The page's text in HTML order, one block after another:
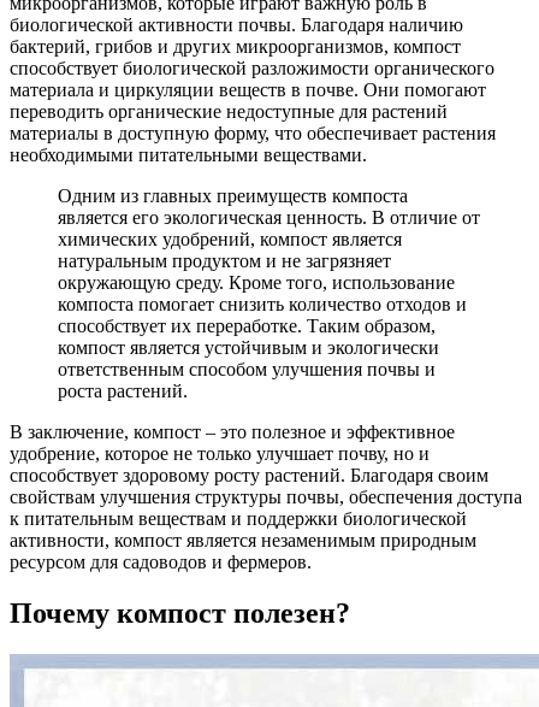
биологической активности почвы. Благодаря наличию
бактерий, грибов и других микроорганизмов, компост
способствует биологической разложимости органического
материала и циркуляции веществ в почве. Они помогают
переводить органические недоступные для растений
материалы в доступную форму, что обеспечивает растения
необходимыми питательными веществами.
Одним из главных преимуществ компоста
является его экологическая ценность. В отличие от
химических удобрений, компост является
натуральным продуктом и не загрязняет
окружающую среду. Кроме того, использование
компоста помогает снизить количество отходов и
способствует их переработке. Таким образом,
компост является устойчивым и экологически
ответственным способом улучшения почвы и
роста растений.
В заключение, компост – это полезное и эффективное
удобрение, которое не только улучшает почву, но и
способствует здоровому росту растений. Благодаря своим
свойствам улучшения структуры почвы, обеспечения доступа
к питательным веществам и поддержки биологической
активности, компост является незаменимым природным
ресурсом для садоводов и фермеров.
Почему компост полезен?